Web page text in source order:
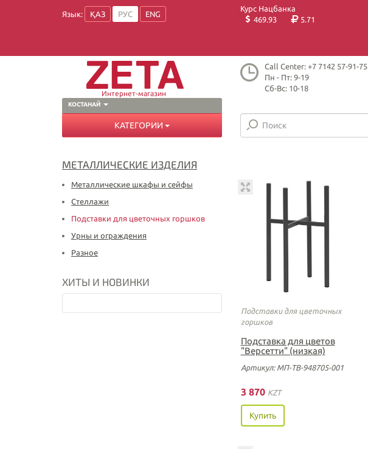
Язык: ҚАЗ РУС ENG
Курс Нацбанка
469.93
5.71
КОСТАНАЙ
Интернет-магазин
Call Center: +7 7142 57-91-75
Пн - Пт: 9-19
Сб-Вс: 10-18
КАТЕГОРИИ
МЕТАЛЛИЧЕСКИЕ ИЗДЕЛИЯ
Металлические шкафы и сейфы
Стеллажи
Подставки для цветочных горшков
Урны и ограждения
Разное
ХИТЫ И НОВИНКИ
Подставки для цветочных
горшков
Подставка для цветов
"Версетти" (низкая)
Артикул: МП-ТВ-948705-001
3 870 KZT
Купить